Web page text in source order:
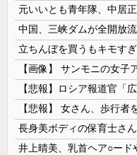
元いいとも青年隊、中居
中国、三峡ダムが全開放